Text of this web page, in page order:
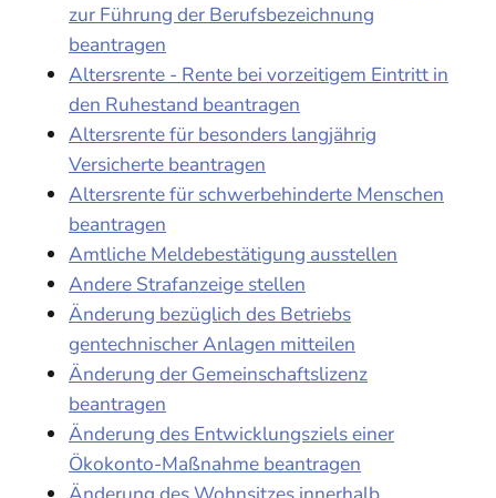
zur Führung der Berufsbezeichnung
beantragen
Altersrente - Rente bei vorzeitigem Eintritt in
den Ruhestand beantragen
Altersrente für besonders langjährig
Versicherte beantragen
Altersrente für schwerbehinderte Menschen
beantragen
Amtliche Meldebestätigung ausstellen
Andere Strafanzeige stellen
Änderung bezüglich des Betriebs
gentechnischer Anlagen mitteilen
Änderung der Gemeinschaftslizenz
beantragen
Änderung des Entwicklungsziels einer
Ökokonto-Maßnahme beantragen